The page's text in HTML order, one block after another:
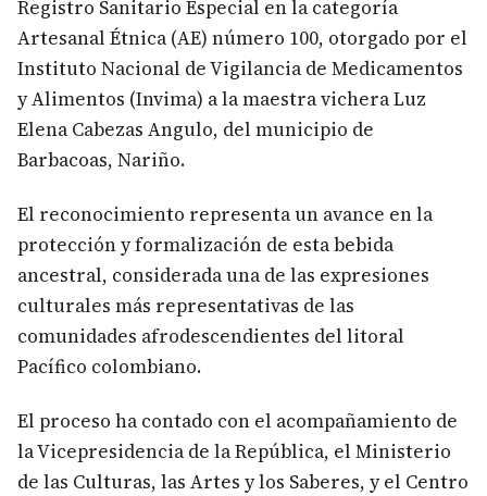
Registro Sanitario Especial en la categoría
Artesanal Étnica (AE) número 100, otorgado por el
Instituto Nacional de Vigilancia de Medicamentos
y Alimentos (Invima) a la maestra vichera Luz
Elena Cabezas Angulo, del municipio de
Barbacoas, Nariño.
​El reconocimiento representa un avance en la
protección y formalización de esta bebida
ancestral, considerada una de las expresiones
culturales más representativas de las
comunidades afrodescendientes del litoral
Pacífico colombiano.
El proceso ha contado con el acompañamiento de
la Vicepresidencia de la República, el Ministerio
de las Culturas, las Artes y los Saberes, y el Centro